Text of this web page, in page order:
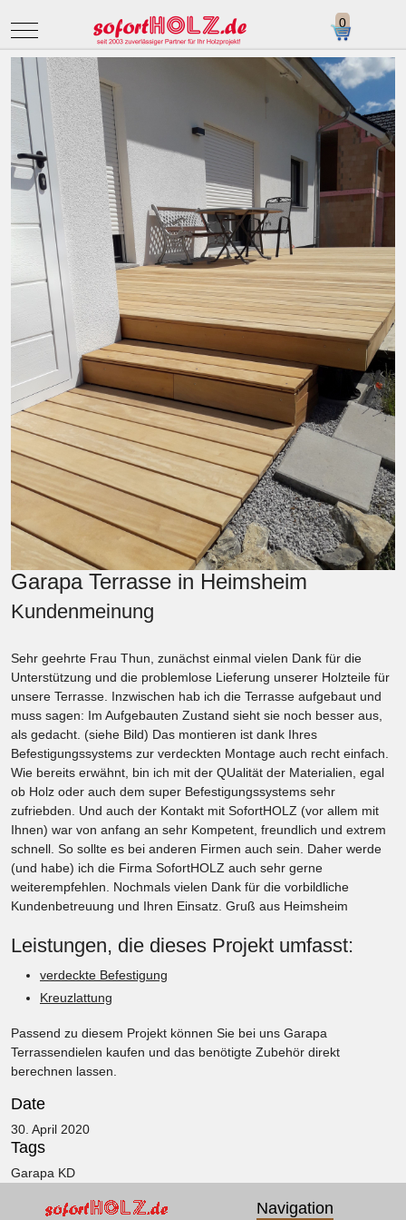
Mobile Menu Toggle
Garapa Terrasse in Heimsheim
Kundenmeinung
Sehr geehrte Frau Thun, zunächst einmal vielen Dank für die
Unterstützung und die problemlose Lieferung unserer Holzteile für
unsere Terrasse. Inzwischen hab ich die Terrasse aufgebaut und
muss sagen: Im Aufgebauten Zustand sieht sie noch besser aus,
als gedacht. (siehe Bild) Das montieren ist dank Ihres
Befestigungssystems zur verdeckten Montage auch recht einfach.
Wie bereits erwähnt, bin ich mit der QUalität der Materialien, egal
ob Holz oder auch dem super Befestigungssystems sehr
zufriebden. Und auch der Kontakt mit SofortHOLZ (vor allem mit
Ihnen) war von anfang an sehr Kompetent, freundlich und extrem
schnell. So sollte es bei anderen Firmen auch sein. Daher werde
(und habe) ich die Firma SofortHOLZ auch sehr gerne
weiterempfehlen. Nochmals vielen Dank für die vorbildliche
Kundenbetreuung und Ihren Einsatz. Gruß aus Heimsheim
Leistungen, die dieses Projekt umfasst:
verdeckte Befestigung
Kreuzlattung
Passend zu diesem Projekt können Sie bei uns Garapa
Terrassendielen kaufen und das benötigte Zubehör direkt
berechnen lassen.
Date
30. April 2020
Tags
Garapa KD
Navigation